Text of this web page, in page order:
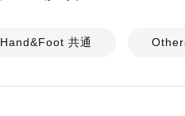
Hand&Foot 共通